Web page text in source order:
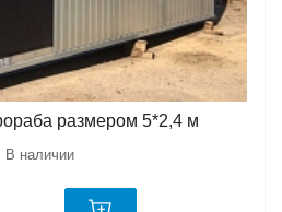
размером 5*2,4 м
В наличии